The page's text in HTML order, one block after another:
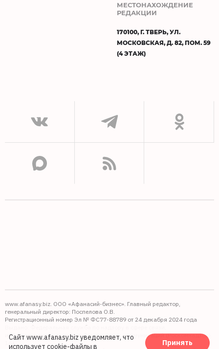
МЕСТОНАХОЖДЕНИЕ
РЕДАКЦИИ
170100, Г. ТВЕРЬ, УЛ.
МОСКОВСКАЯ, Д. 82, ПОМ. 59
(4 ЭТАЖ)
www.afanasy.biz. ООО «Афанасий-бизнес». Главный редактор,
генеральный директор: Поспелова О.В.
Регистрационный номер Эл № ФС77-88789 от 24 декабря 2024 года
Выдано: Федеральная служба по надзору в сфере связи,
информационных технологий и массовых коммуникаций (Роскомнадзор).
Сайт www.afanasy.biz уведомляет, что
использует cookie-файлы в Принять